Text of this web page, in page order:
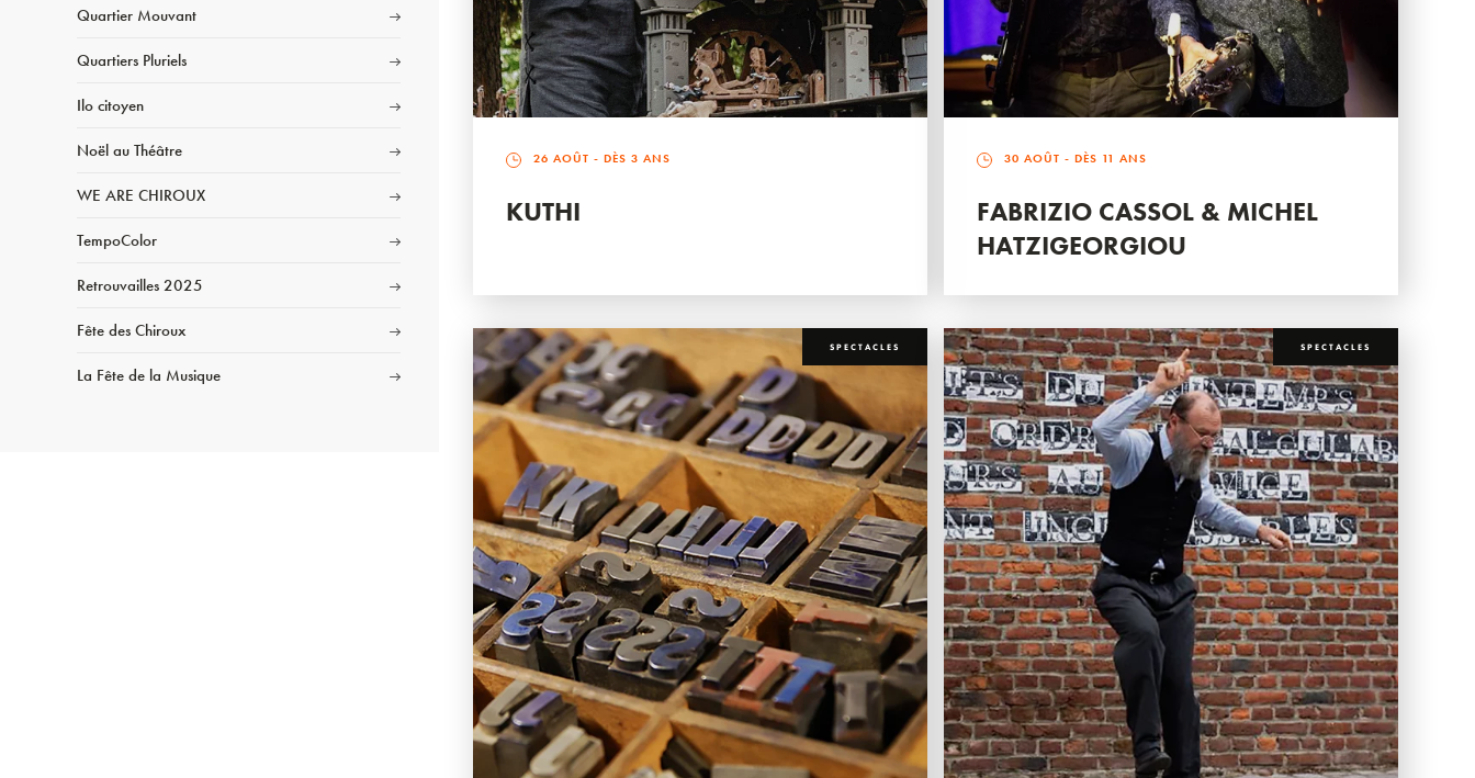
Quartier Mouvant
Quartiers Pluriels
Ilo citoyen
Noël au Théâtre
WE ARE CHIROUX
TempoColor
Retrouvailles 2025
Fête des Chiroux
La Fête de la Musique
26 AOÛT - DÈS 3 ANS
KUTHI
30 AOÛT - DÈS 11 ANS
FABRIZIO CASSOL & MICHEL
HATZIGEORGIOU
SPECTACLES SPECTACLES